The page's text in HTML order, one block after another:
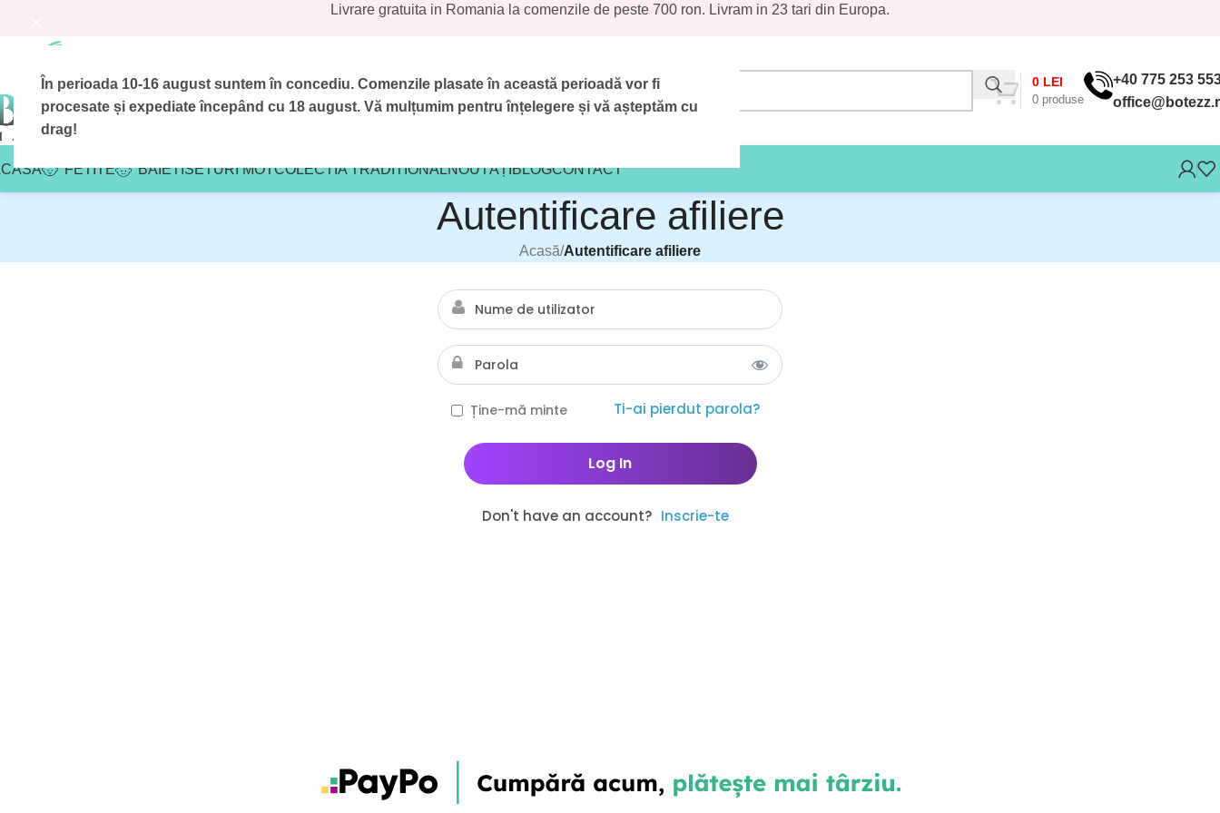
În perioada 10-16 august suntem în concediu. Comenzile plasate în această perioadă vor fi
procesate și expediate începând cu 18 august. Vă mulțumim pentru înțelegere și vă așteptăm cu
drag!
Livrare gratuita in Romania la comenzile de peste 700 ron. Livram in 23 tari din Europa.
0 produse
0 LEI
+40 775 253
FETITE BAIETISETURI MOTCOLECTIA TRADITIONALNOUTĂȚIBLOGCONTACT
Autentificare afiliere
Acasă/Autentificare afiliere
Ține-mă minte Ti-ai pierdut parola?
Don't have an account? Inscrie-te